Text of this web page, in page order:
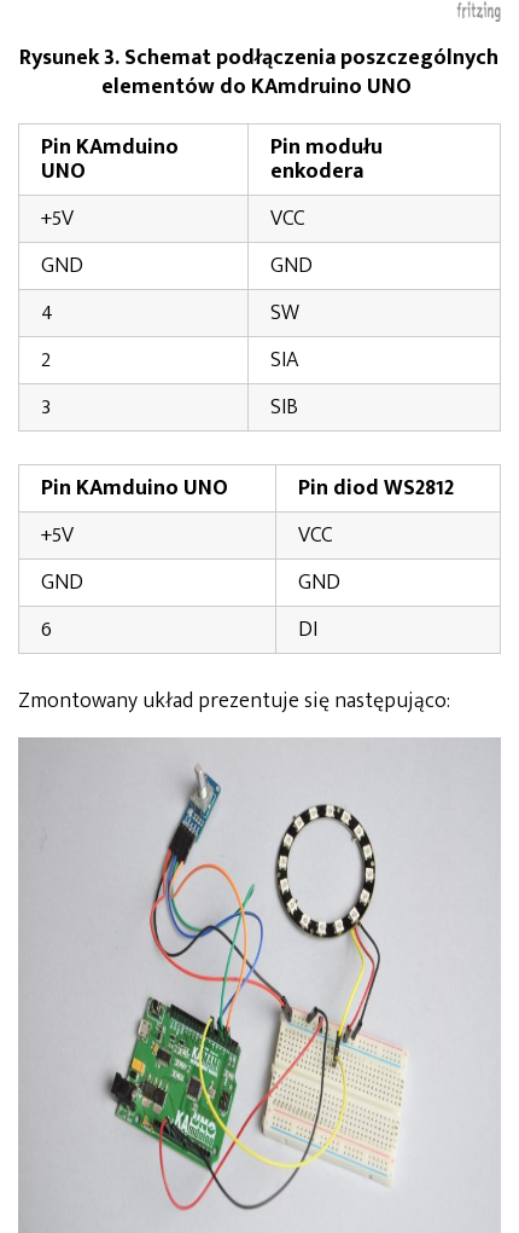
Rysunek 3. Schemat podłączenia poszczególnych
elementów do KAmdruino UNO
Pin KAmduino
UNO
Pin modułu
enkodera
+5V
VCC
GND
GND
4
SW
2
SIA
3
SIB
Pin KAmduino UNO
Pin diod WS2812
+5V
VCC
GND
GND
6
DI
Zmontowany układ prezentuje się następująco: